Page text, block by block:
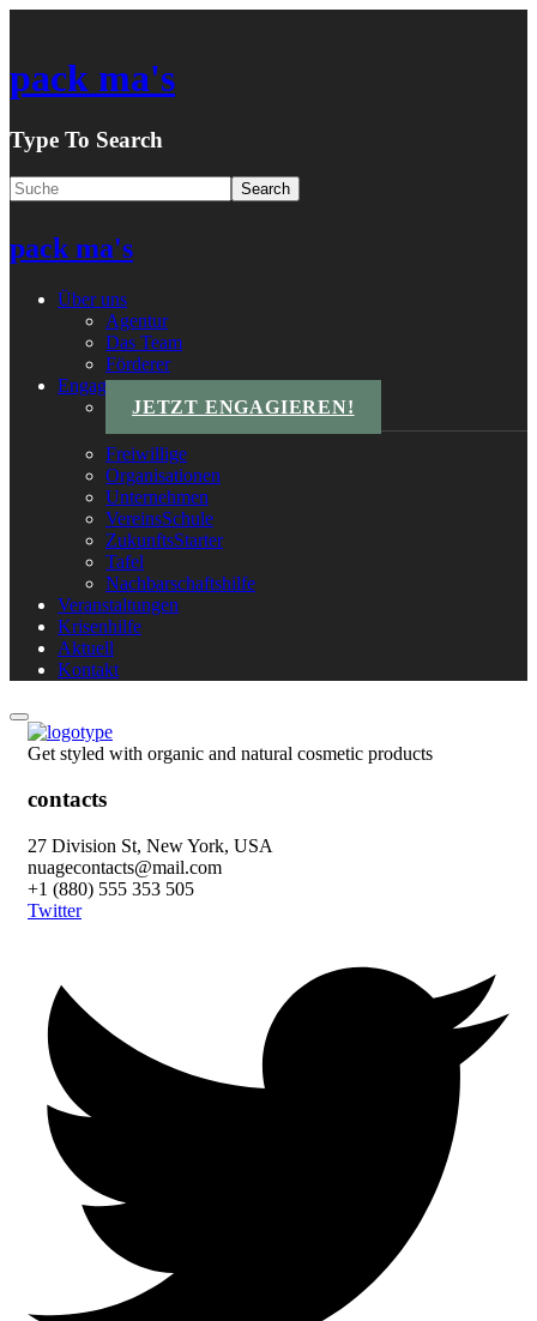
pack ma's
Type To Search
pack ma's
Über uns
Agentur
Das Team
Förderer
Engagements
JETZT ENGAGIEREN!
Freiwillige
Organisationen
Unternehmen
VereinsSchule
ZukunftsStarter
Tafel
Nachbarschaftshilfe
Veranstaltungen
Krisenhilfe
Aktuell
Kontakt
Get styled with organic and natural cosmetic products
contacts
27 Division St, New York, USA
nuagecontacts@mail.com
+1 (880) 555 353 505
Twitter